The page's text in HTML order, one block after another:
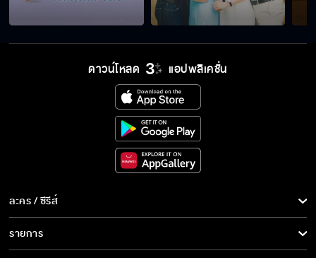
ดาวน์โหลด แอปพลิเคชั่น
ละคร / ซีรีส์
ละคร/ซีรีส์
ซีรีส์นานาชาติ
รายการ
รายการทั้งหมด